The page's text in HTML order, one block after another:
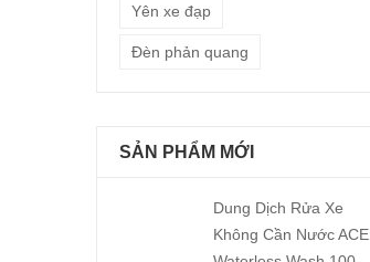
Yên xe đạp
Đèn phản quang
SẢN PHẨM MỚI
Dung Dịch Rửa Xe
Không Cần Nước ACE